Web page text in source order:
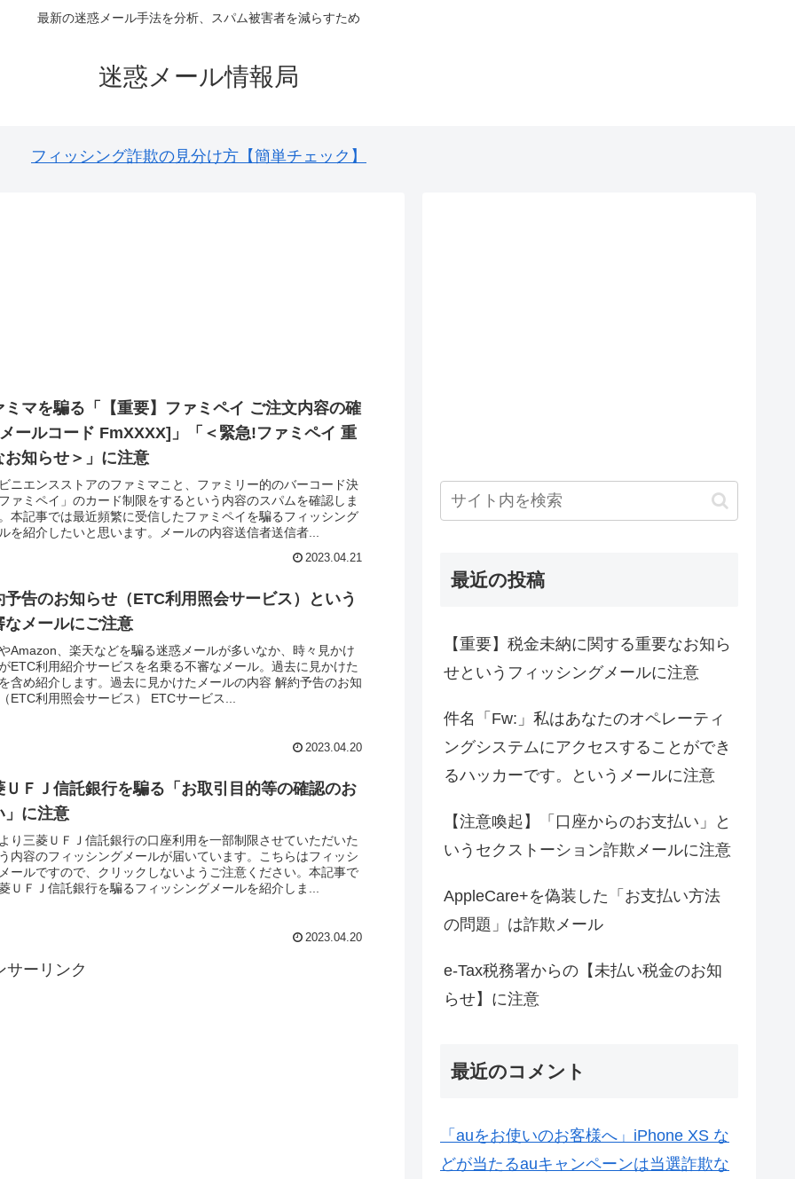
最新の迷惑メール手法を分析、スパム被害者を減らすため
迷惑メール情報局
フィッシング詐欺の見分け方【簡単チェック】
ミマを騙る「【重要】ファミペイ ご注文内容の確
ールコード FmXXXX]」「＜緊急!ファミペイ 重
お知らせ＞」に注意
ニエンスストアのファミマこと、ファミリー的のバーコード決
ァミペイ」のカード制限をするという内容のスパムを確認しま
本記事では最近頻繁に受信したファミペイを騙るフィッシング
を紹介したいと思います。メールの内容送信者送信者...
2023.04.21
予告のお知らせ（ETC利用照会サービス）という
なメールにご注意
Amazon、楽天などを騙る迷惑メールが多いなか、時々見かけ
ETC利用紹介サービスを名乗る不審なメール。過去に見かけた
含め紹介します。過去に見かけたメールの内容 解約予告のお知
ETC利用照会サービス） ETCサービス...
2023.04.20
ＵＦＪ信託銀行を騙る「お取引目的等の確認のお
」に注意
り三菱ＵＦＪ信託銀行の口座利用を一部制限させていただいた
内容のフィッシングメールが届いています。こちらはフィッシ
ールですので、クリックしないようご注意ください。本記事で
ＵＦＪ信託銀行を騙るフィッシングメールを紹介しま...
2023.04.20
サーリンク
最近の投稿
【重要】税金未納に関する重要なお知ら
せというフィッシングメールに注意
件名「Fw:」私はあなたのオペレーティ
ングシステムにアクセスすることができ
るハッカーです。というメールに注意
【注意喚起】「口座からのお支払い」と
いうセクストーション詐欺メールに注意
AppleCare+を偽装した「お支払い方法
の問題」は詐欺メール
e-Tax税務署からの【未払い税金のお知
らせ】に注意
最近のコメント
「auをお使いのお客様へ」iPhone XS な
どが当たるauキャンペーンは当選詐欺な